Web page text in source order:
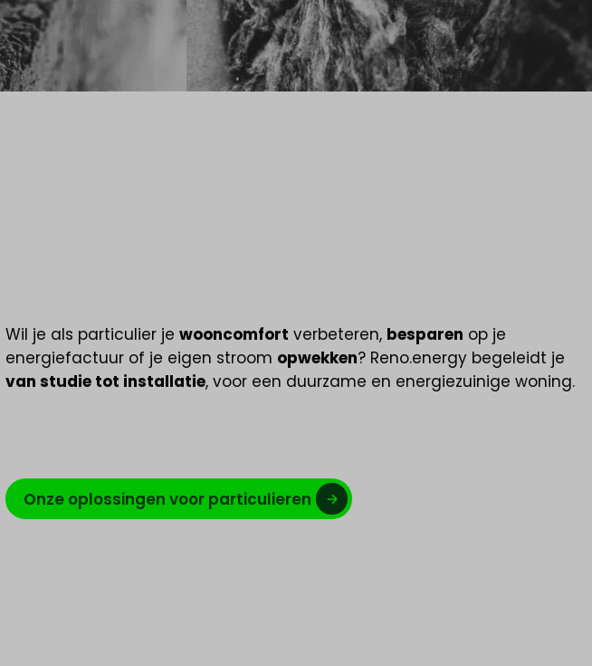
Wil je als particulier je wooncomfort verbeteren, besparen op je
energiefactuur of je eigen stroom opwekken? Reno.energy begeleidt je
van studie tot installatie, voor een duurzame en energiezuinige woning.
Onze oplossingen voor particulieren